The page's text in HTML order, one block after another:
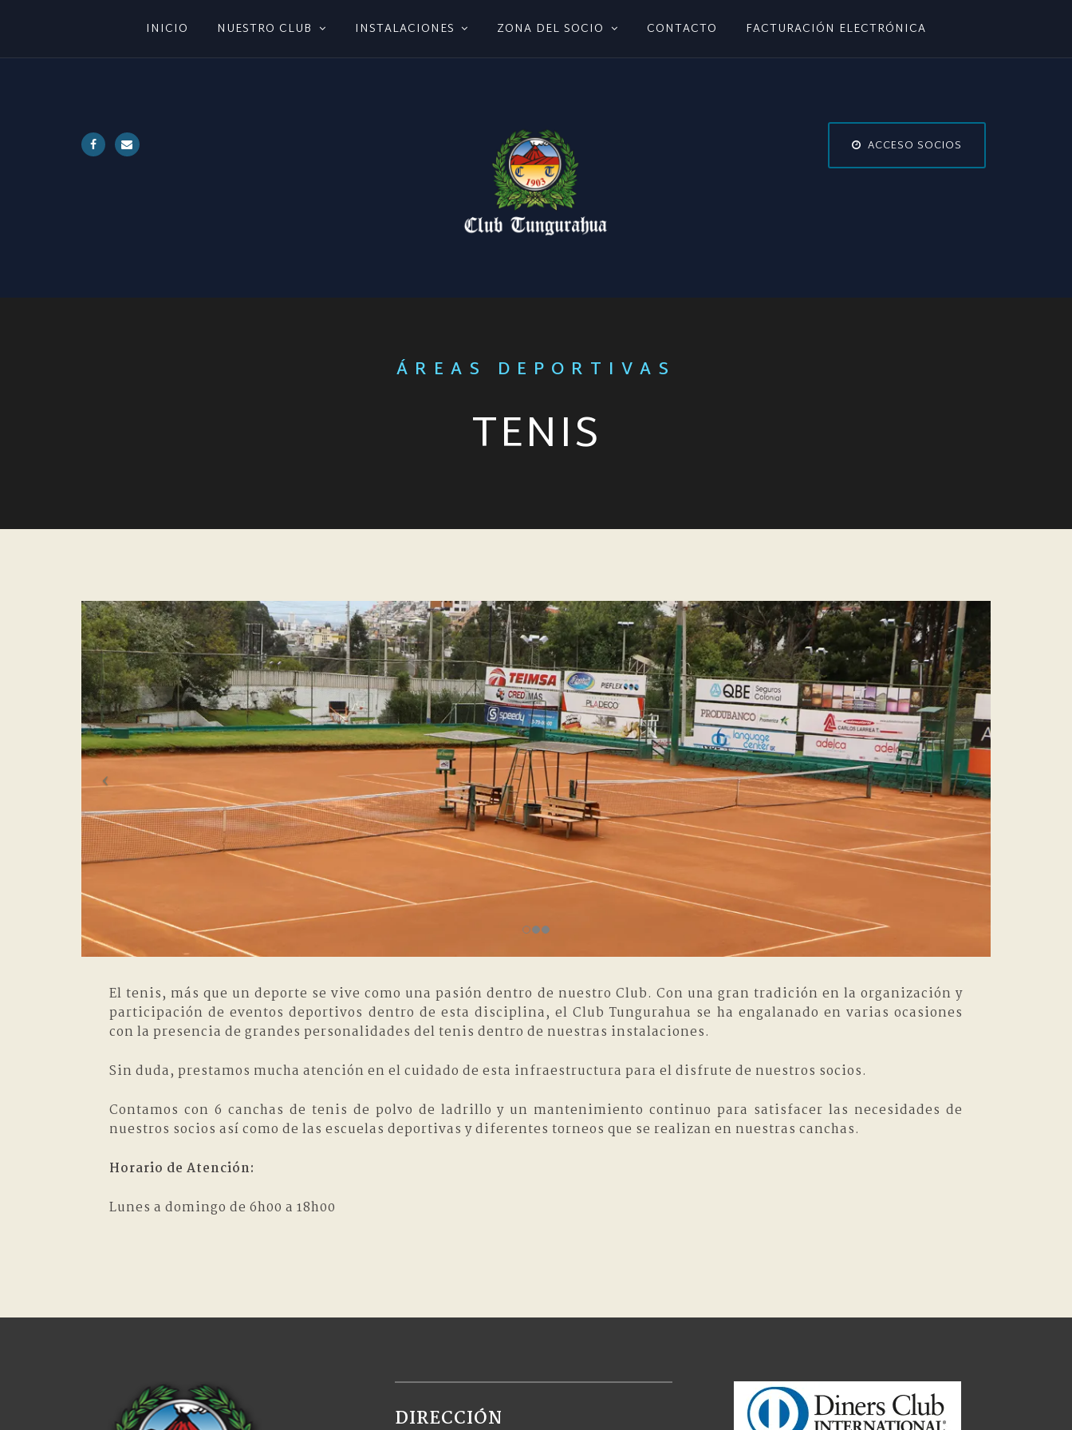
INICIO NUESTRO CLUB INSTALACIONES ZONA DEL SOCIO CONTACTO FACTURACIÓN ELECTRÓNICA
ACCESO SOCIOS
ÁREAS DEPORTIVAS
TENIS
El tenis, más que un deporte se vive como una pasión dentro de nuestro Club. Con una gran tradición en la organización y
participación de eventos deportivos dentro de esta disciplina, el Club Tungurahua se ha engalanado en varias ocasiones
con la presencia de grandes personalidades del tenis dentro de nuestras instalaciones.
Sin duda, prestamos mucha atención en el cuidado de esta infraestructura para el disfrute de nuestros socios.
Contamos con 6 canchas de tenis de polvo de ladrillo y un mantenimiento continuo para satisfacer las necesidades de
nuestros socios así como de las escuelas deportivas y diferentes torneos que se realizan en nuestras canchas.
Horario de Atención:
Lunes a domingo de 6h00 a 18h00
DIRECCIÓN